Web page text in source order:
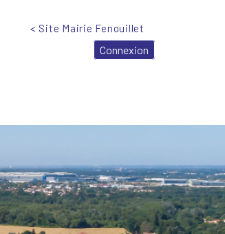
< Site Mairie Fenouillet
Connexion